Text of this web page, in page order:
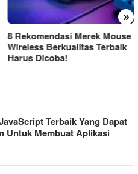
»
Cara Menyambungkan
Wireless Ke Laptop Atau
Komputer
Terbaik Yang Dapat
Untuk Membuat Aplikasi